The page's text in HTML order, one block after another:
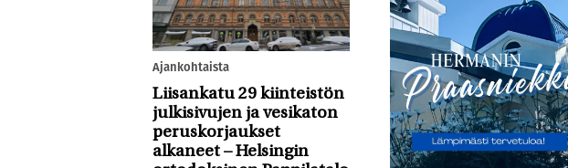
Ajankohtaista
Liisankatu 29 kiinteistön
julkisivujen ja vesikaton
peruskorjaukset
alkaneet – Helsingin